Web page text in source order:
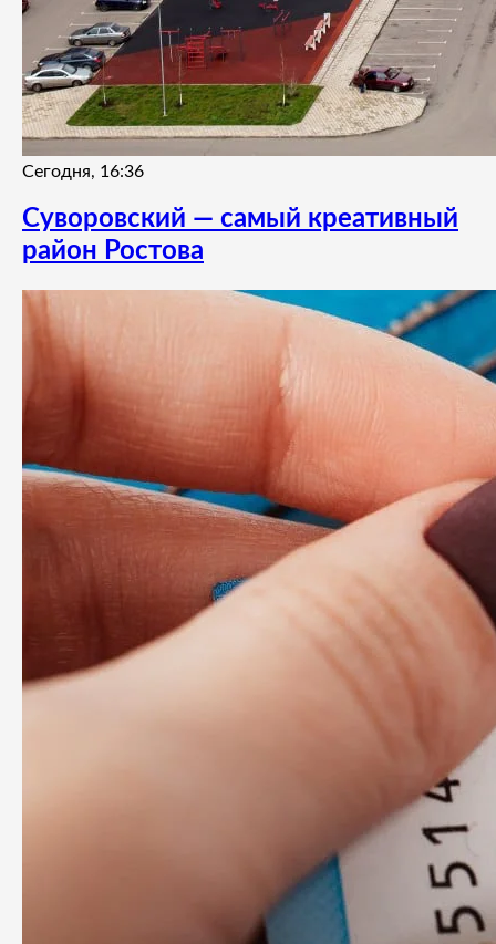
Сегодня, 16:36
Суворовский — самый креативный
район Ростова